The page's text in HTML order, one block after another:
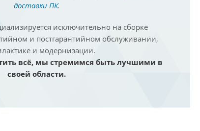
доставки ПК.
исключительно на сборке
и постгарантийном обслуживании,
и модернизации.
всё, мы стремимся быть лучшими в
своей области.